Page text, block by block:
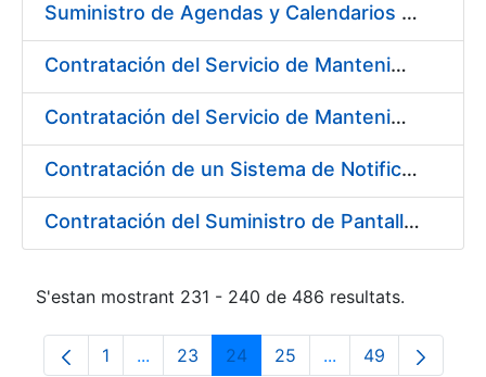
Suministro de Agendas y Calendarios para la FNMT-RCM
Contratación del Servicio de Mantenimiento de Licencias de Liferay
Contratación del Servicio de Mantenimiento de los equipos multifuncionales marca Ricoh
Contratación de un Sistema de Notificaciones y Comunicaciones Electrónicas, mediante Dirección Electrónica Habilitada
Contratación del Suministro de Pantallas basadas en Tecnología LED
S'estan mostrant 231 - 240 de 486 resultats.
Pàgina
1 ...Pàgines intermèdies Utilitzeu TAB per
Pàgina
23 Pàgina
24 Pàgina
25 ...PàginesPàgina
49